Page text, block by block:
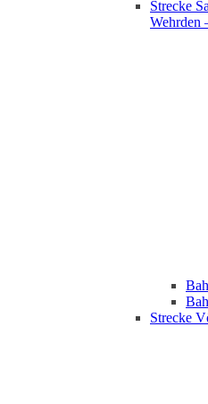
Strecke
Wehrden
Strecke